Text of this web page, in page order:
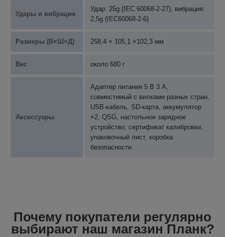
Удары и вибрация
Удар: 25g (IEC 60068-2-27); вибрация:
2,5g (IEC60068-2-6)
Размеры (В×Ш×Д) 258,4 × 105,1 ×102,3 мм
Вес около 680 г
Аксессуары
Адаптер питания 5 В 3 А,
совместимый с вилками разных стран,
USB-кабель, SD-карта, аккумулятор
×2, QSG, настольное зарядное
устройство, сертификат калибровки,
упаковочный лист, коробка
безопасности
Почему покупатели регулярно
выбирают наш магазин Планк?